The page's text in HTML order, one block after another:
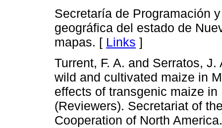
Secretaría de Programación
geográfica del estado de
mapas. [ Links ]
Turrent, F. A. and Serratos,
wild and cultivated maize in
effects of transgenic maize
(Reviewers). Secretariat of
Cooperation of North